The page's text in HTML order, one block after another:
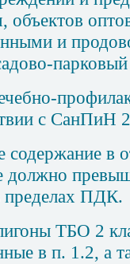
объектов
и
с СанПиН
в
должно
ПДК.
ТБО 2
в п. 1.2, а